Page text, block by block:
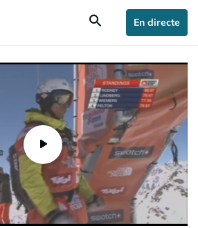
search En directe